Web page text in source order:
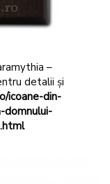
–
detalii și
icoane-din-
domnului-